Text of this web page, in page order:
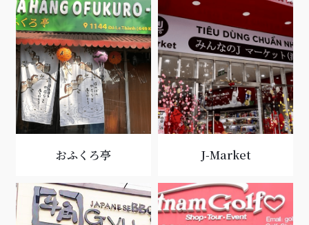
おふくろ亭 J-Market